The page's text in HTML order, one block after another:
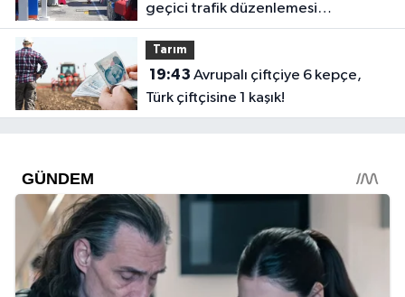
geçici trafik düzenlemesi
uygulanacak! Yolculara uyarı
Tarım
19:43
Türk çiftçisine 1 kaşık!